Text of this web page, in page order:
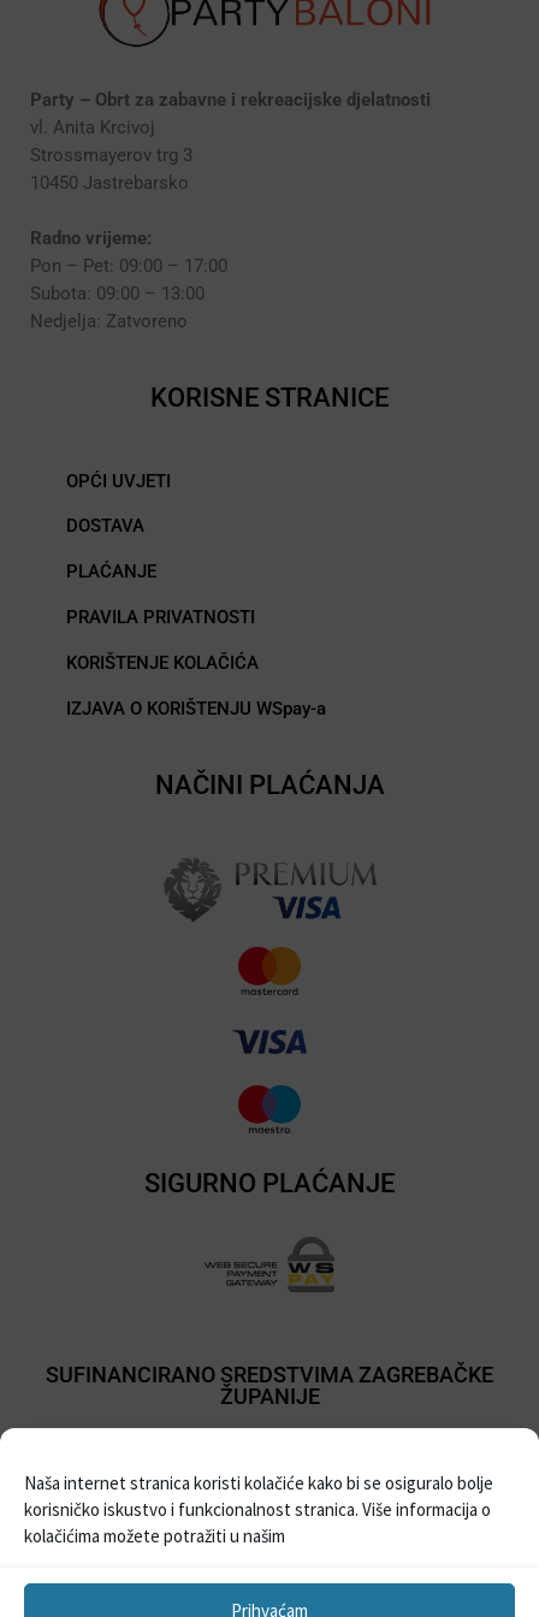
Naša internet stranica koristi kolačiće kako bi se osiguralo bolje
korisničko iskustvo i funkcionalnost stranica. Više informacija o
kolačićima možete potražiti u našim
Prihvaćam
Party – Obrt za zabavne i rekreacijske djelatnosti
vl. Anita Krcivoj
Strossmayerov trg 3
10450 Jastrebarsko
Radno vrijeme:
Pon – Pet: 09:00 – 17:00
Subota: 09:00 – 13:00
Nedjelja: Zatvoreno
KORISNE STRANICE
OPĆI UVJETI
DOSTAVA
PLAĆANJE
PRAVILA PRIVATNOSTI
KORIŠTENJE KOLAČIĆA
IZJAVA O KORIŠTENJU WSpay-a
NAČINI PLAĆANJA
SIGURNO PLAĆANJE
SUFINANCIRANO SREDSTVIMA ZAGREBAČKE
ŽUPANIJE